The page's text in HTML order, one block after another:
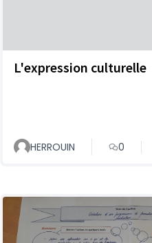
L'expression culturelle
HERROUIN 0